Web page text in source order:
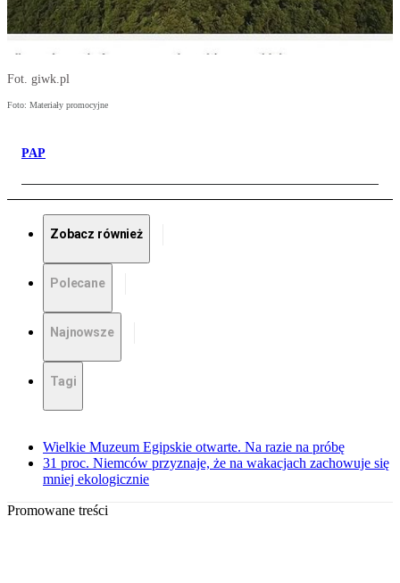
Fot. giwk.pl
Foto: Materiały promocyjne
PAP
Zobacz również
Polecane
Najnowsze
Tagi
Wielkie Muzeum Egipskie otwarte. Na razie na próbę
31 proc. Niemców przyznaje, że na wakacjach zachowuje się
mniej ekologicznie
Promowane treści